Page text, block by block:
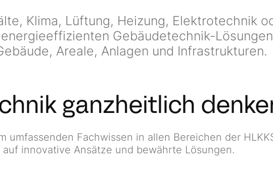
Klima, Lüftung, Heizung, Elektrotechnik
Gebäudetechnik-
Areale, Anlagen und Infrastrukturen.
ganzheitlich
umfassenden Fachwissen in allen Bereichen der
innovative Ansätze und bewährte Lösungen.